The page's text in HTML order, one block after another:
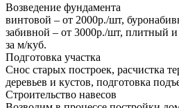
Возведение фундамента
винтовой – от 2000р./шт,
забивной – от 3000р./шт, плитный
за м/куб.
Подготовка участка
Снос старых построек, расчистка
деревьев и кустов, подготовка
Строительство навесов